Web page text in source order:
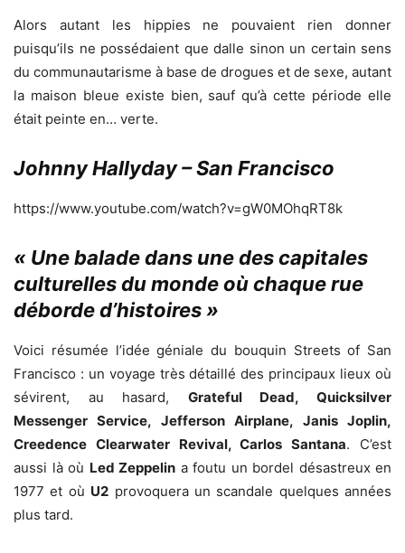
Alors autant les hippies ne pouvaient rien donner
puisqu’ils ne possédaient que dalle sinon un certain sens
du communautarisme à base de drogues et de sexe, autant
la maison bleue existe bien, sauf qu’à cette période elle
était peinte en… verte.
Johnny Hallyday – San Francisco
https://www.youtube.com/watch?v=gW0MOhqRT8k
« Une balade dans une des capitales
culturelles du monde où chaque rue
déborde d’histoires »
Voici résumée l’idée géniale du bouquin Streets of San
Francisco : un voyage très détaillé des principaux lieux où
sévirent, au hasard, Grateful Dead, Quicksilver
Messenger Service, Jefferson Airplane, Janis Joplin,
Creedence Clearwater Revival, Carlos Santana. C’est
aussi là où Led Zeppelin a foutu un bordel désastreux en
1977 et où U2 provoquera un scandale quelques années
plus tard.